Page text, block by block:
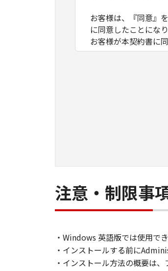
お客様は、『同意』
に同意したことになり
お客様が本契約書に
数のコンピュータ
ア」をコンピュー
は実行することの
ネットワークを通
ができます。
(3) 上記(1)および
わず、本契約書によ
とはできません。
(2) お客様は、「本ソ
することはできませ
注意・制限事
・Windows 英語版では使用でき
・インストールする前に
・インストール方法の概要は